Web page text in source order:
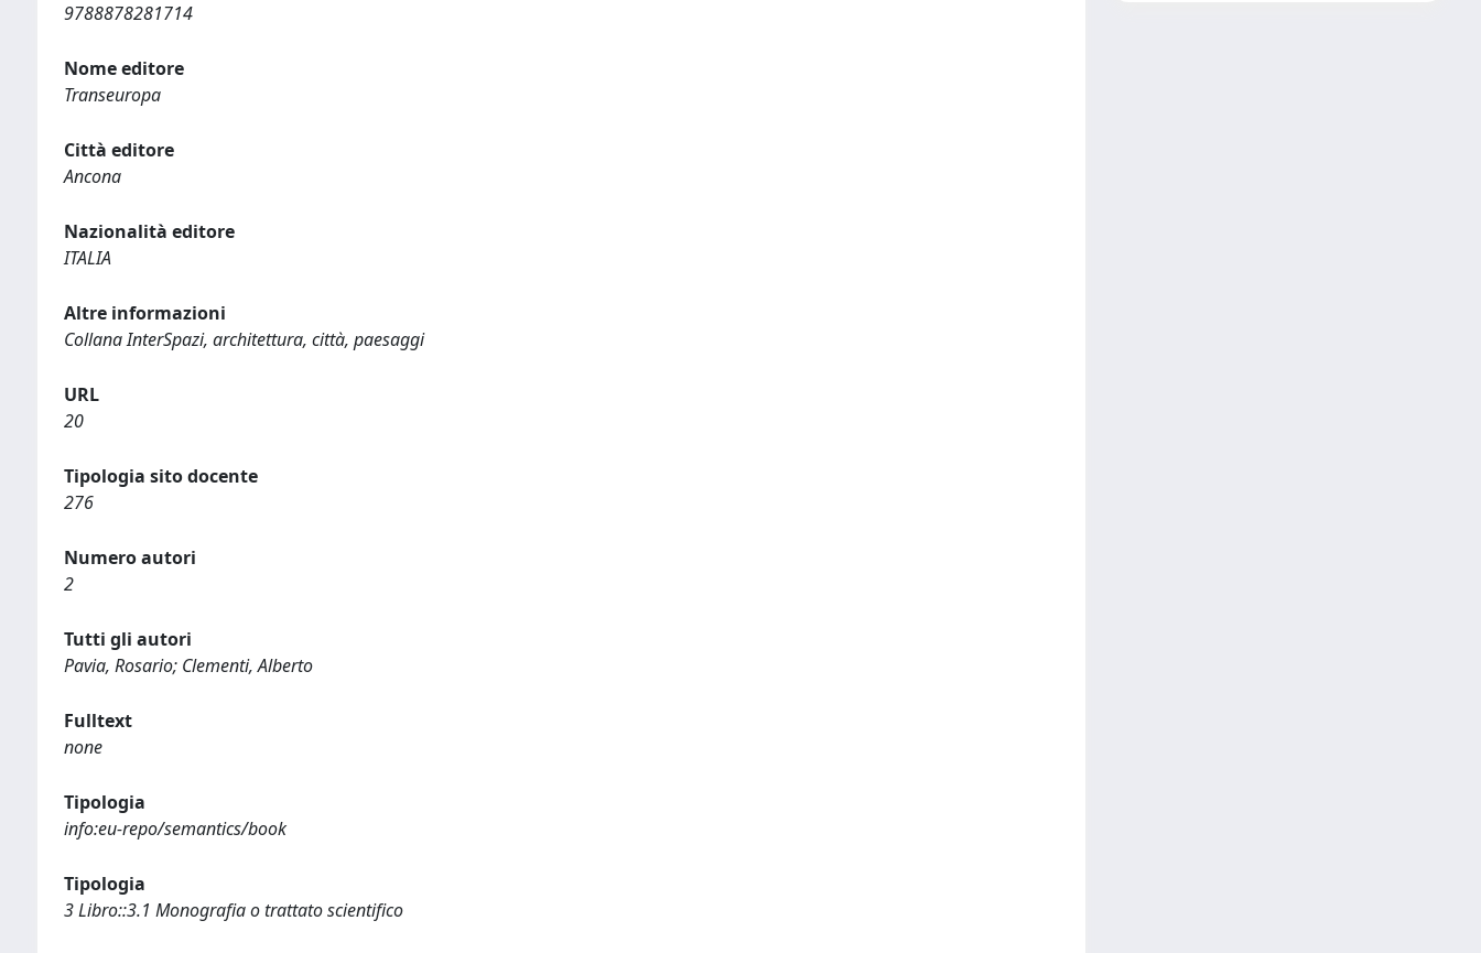
9788878281714
Nome editore
Transeuropa
Città editore
Ancona
Nazionalità editore
ITALIA
Altre informazioni
Collana InterSpazi, architettura, città, paesaggi
URL
20
Tipologia sito docente
276
Numero autori
2
Tutti gli autori
Pavia, Rosario; Clementi, Alberto
Fulltext
none
Tipologia
info:eu-repo/semantics/book
Tipologia
3 Libro::3.1 Monografia o trattato scientifico